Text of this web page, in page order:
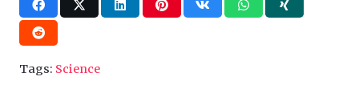
Tags: Science